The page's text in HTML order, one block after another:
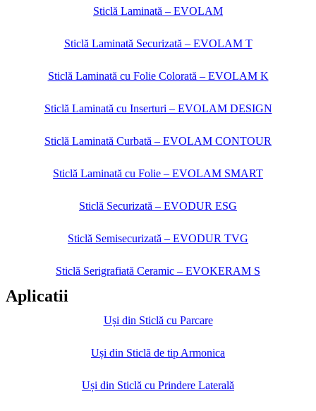
Sticlă Laminată – EVOLAM
Sticlă Laminată Securizată – EVOLAM T
Sticlă Laminată cu Folie Colorată – EVOLAM K
Sticlă Laminată cu Inserturi – EVOLAM DESIGN
Sticlă Laminată Curbată – EVOLAM CONTOUR
Sticlă Laminată cu Folie – EVOLAM SMART
Sticlă Securizată – EVODUR ESG
Sticlă Semisecurizată – EVODUR TVG
Sticlă Serigrafiată Ceramic – EVOKERAM S
Aplicatii
Uși din Sticlă cu Parcare
Uși din Sticlă de tip Armonica
Uși din Sticlă cu Prindere Laterală